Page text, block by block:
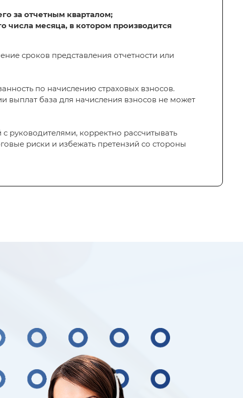
за отчетным кварталом;
числа месяца, в котором производится
сроков представления отчетности или
по начислению страховых взносов.
база для начисления взносов не может
корректно рассчитывать
риски и избежать претензий со стороны